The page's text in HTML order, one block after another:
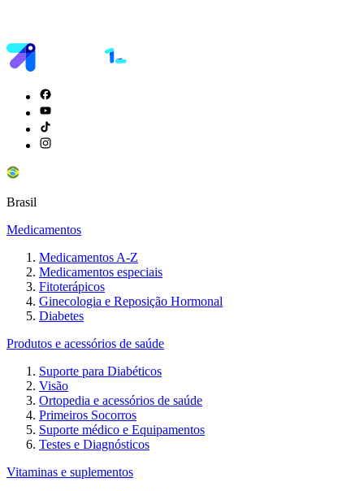
Brasil
Medicamentos
Medicamentos A-Z
Medicamentos especiais
Fitoterápicos
Ginecologia e Reposição Hormonal
Diabetes
Produtos e acessórios de saúde
Suporte para Diabéticos
Visão
Ortopedia e acessórios de saúde
Primeiros Socorros
Suporte médico e Equipamentos
Testes e Diagnósticos
Vitaminas e suplementos